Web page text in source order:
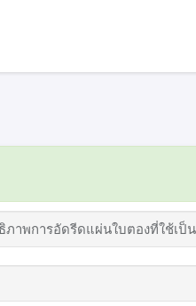
พการอัดรีดแผ่นใบตองที่ใช้เป็